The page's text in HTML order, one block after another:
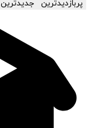
پربازدیدترین جدیدترین